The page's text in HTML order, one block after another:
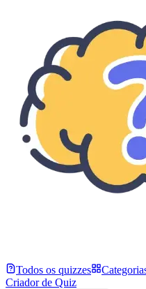
Todos os quizzes
Criador de Quiz